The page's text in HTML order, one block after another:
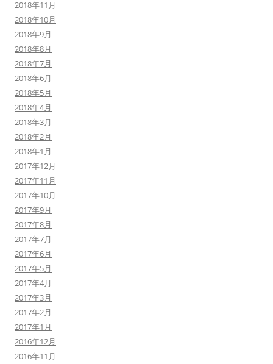
2018年11月
2018年10月
2018年9月
2018年8月
2018年7月
2018年6月
2018年5月
2018年4月
2018年3月
2018年2月
2018年1月
2017年12月
2017年11月
2017年10月
2017年9月
2017年8月
2017年7月
2017年6月
2017年5月
2017年4月
2017年3月
2017年2月
2017年1月
2016年12月
2016年11月